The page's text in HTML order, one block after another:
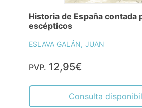
Historia de España contada
escépticos
ESLAVA GALÁN, JUAN
PVP. 12,95€
Consulta